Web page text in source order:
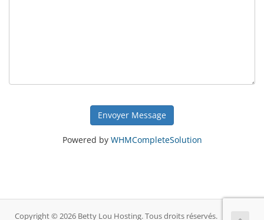
Envoyer Message
Powered by WHMCompleteSolution
Copyright © 2026 Betty Lou Hosting. Tous droits réservés.